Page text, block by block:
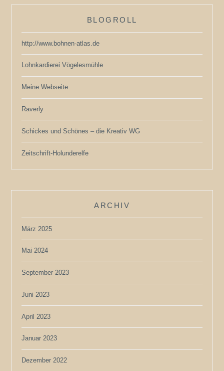
BLOGROLL
http://www.bohnen-atlas.de
Lohnkardierei Vögelesmühle
Meine Webseite
Raverly
Schickes und Schönes – die Kreativ WG
Zeitschrift-Holunderelfe
ARCHIV
März 2025
Mai 2024
September 2023
Juni 2023
April 2023
Januar 2023
Dezember 2022